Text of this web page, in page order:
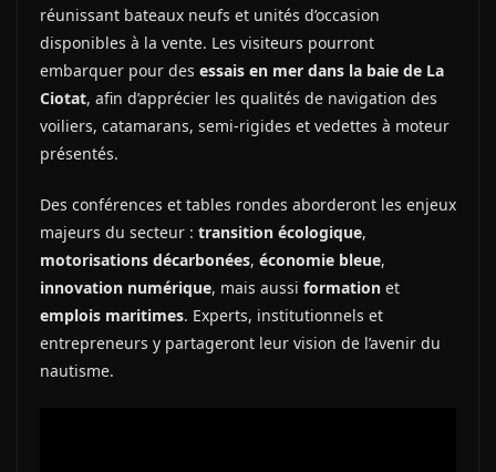
réunissant bateaux neufs et unités d’occasion
disponibles à la vente. Les visiteurs pourront
embarquer pour des essais en mer dans la baie de La
Ciotat, afin d’apprécier les qualités de navigation des
voiliers, catamarans, semi‑rigides et vedettes à moteur
présentés.
Des conférences et tables rondes aborderont les enjeux
majeurs du secteur : transition écologique,
motorisations décarbonées, économie bleue,
innovation numérique, mais aussi formation et
emplois maritimes. Experts, institutionnels et
entrepreneurs y partageront leur vision de l’avenir du
nautisme.